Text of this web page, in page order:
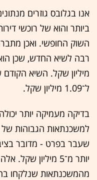
אנו בגלובס גוזרים
ביותר והוא של רוכשי
השוק החופשי. ואכן
מיליון שקל. השיא
ל־1.09 מיליון שקל.
בדיקה מעמיקה יותר
למשכנתאות הגבוהות
שעבר בפרט - מדובר
מהמשכנתאות שנלקחו